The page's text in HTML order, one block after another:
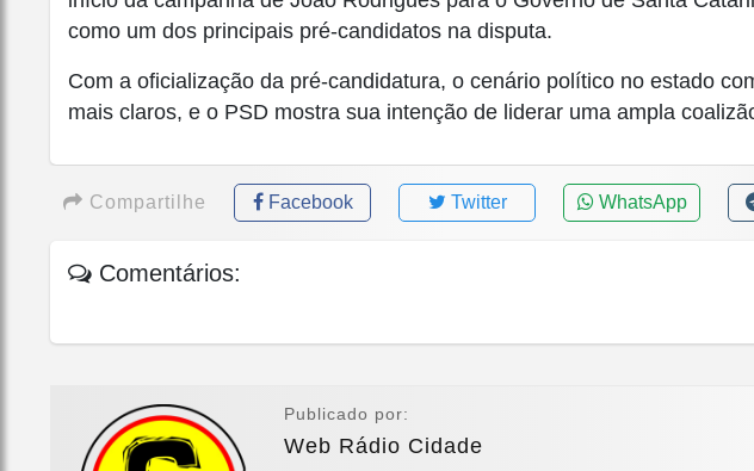
como um dos principais pré-candidatos na disputa.
Com a oficialização da pré-candidatura, o cenário político no estado
mais claros, e o PSD mostra sua intenção de liderar uma ampla
Compartilhe Facebook Twitter WhatsApp
Comentários:
Publicado por:
Web Rádio Cidade